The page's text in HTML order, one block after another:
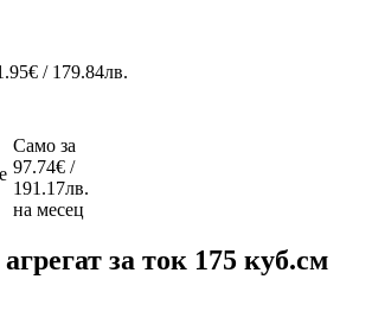
/ 179.84лв.
Само за
97.74€ /
191.17лв.
на месец
за ток 175 куб.см